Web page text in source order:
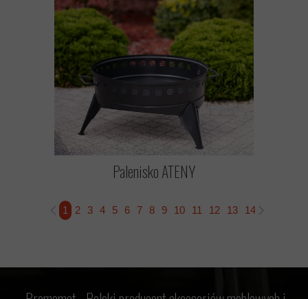
Palenisko ATENY
1 2 3 4 5 6 7 8 9 10 11 12 13 14 15